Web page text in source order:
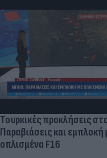
Τουρκικές προκλήσεις
Παραβιάσεις και εμπλοκή
οπλισμένα F16